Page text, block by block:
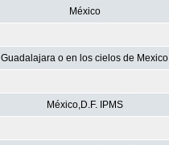
México
Guadalajara o en los cielos de Mexico
México,D.F. IPMS